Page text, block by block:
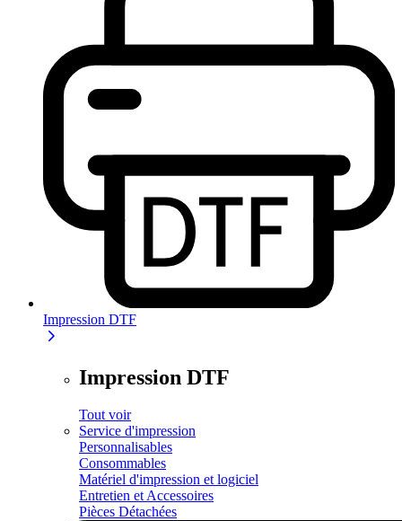
Impression DTF
Impression DTF
Tout voir
Service d'impression
Personnalisables
Consommables
Matériel d'impression et logiciel
Entretien et Accessoires
Pièces Détachées